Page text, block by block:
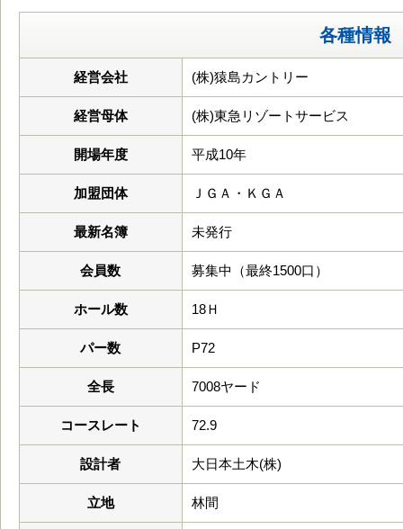
各種情報
経営会社 (株)猿島カントリー
経営母体 (株)東急リゾートサービス
開場年度 平成10年
加盟団体 ＪＧＡ・ＫＧＡ
最新名簿 未発行
会員数 募集中（最終1500口）
ホール数 18Ｈ
パー数 P72
全長 7008ヤード
コースレート 72.9
設計者 大日本土木(株)
立地 林間